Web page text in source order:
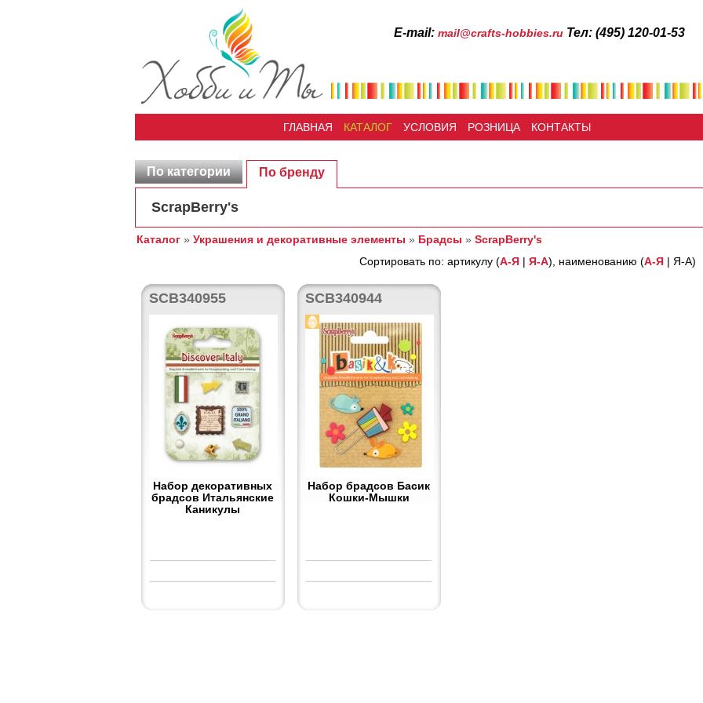
Е-mail: mail@crafts-hobbies.ruТел: (495) 120-01-53
ГЛАВНАЯ КАТАЛОГ УСЛОВИЯ РОЗНИЦА КОНТАКТЫ
По категории По бренду
ScrapBerry's
Каталог » Украшения и декоративные элементы » Брадсы » ScrapBerry's
Сортировать по: артикулу (А-Я| Я-А), наименованию (А-Я| Я-А)
SCB340955
Набор декоративных
брадсов Итальянские
Каникулы
SCB340944
Набор брадсов Басик
Кошки-Мышки